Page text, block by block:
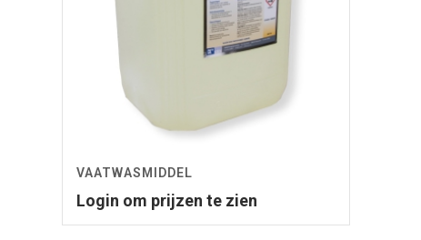
VAATWASMIDDEL
Login om prijzen te zien